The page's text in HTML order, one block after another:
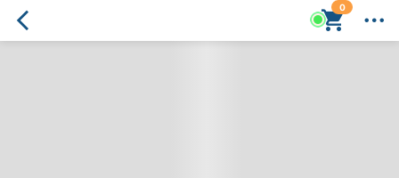
0
Kềm